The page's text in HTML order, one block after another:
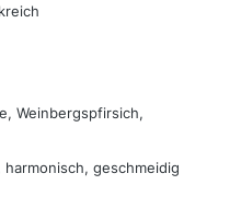
Weinbergspfirsich,
harmonisch, geschmeidig